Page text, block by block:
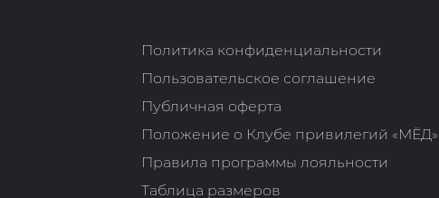
Политика конфиденциальности
Пользовательское соглашение
Публичная оферта
Положение о Клубе привилегий «МЁД»
Правила программы лояльности
Таблица размеров